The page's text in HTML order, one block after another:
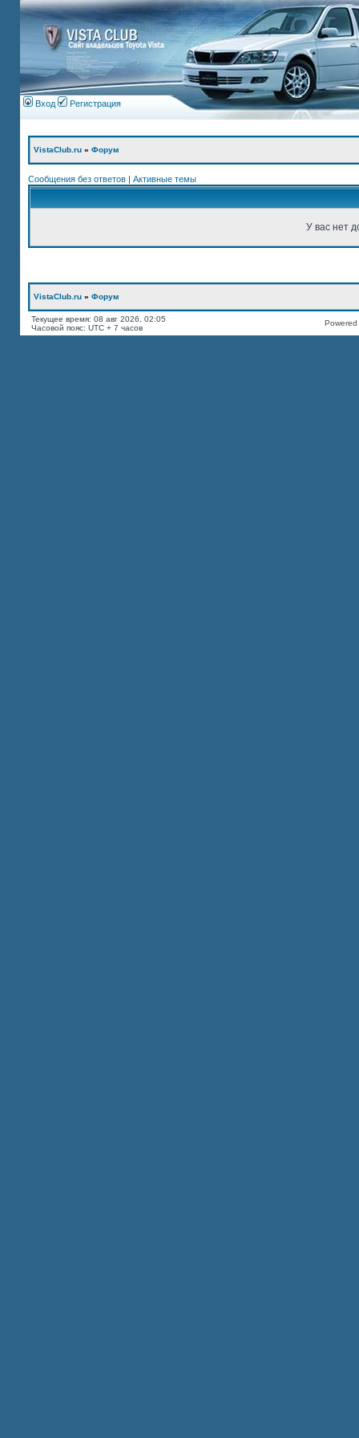
Вход Регистрация
VistaClub.ru » Форум
Сообщения без ответов | Активные темы
У вас нет
VistaClub.ru » Форум
Текущее время: 08 авг 2026, 02:05
Часовой пояс: UTC + 7 часов